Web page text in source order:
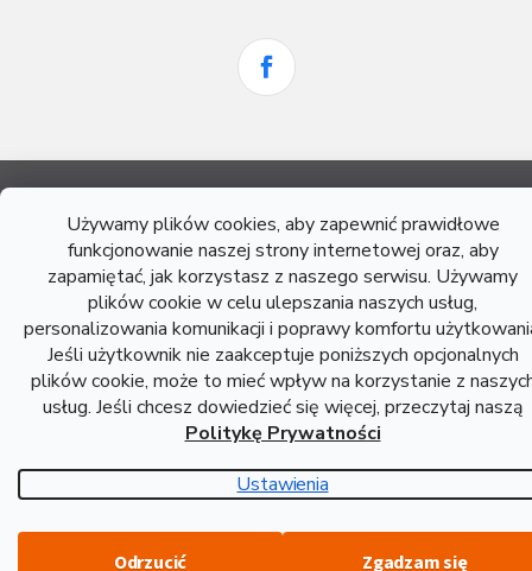
Używamy plików cookies, aby zapewnić prawidłowe
funkcjonowanie naszej strony internetowej oraz, aby
zapamiętać, jak korzystasz z naszego serwisu. Używamy
plików cookie w celu ulepszania naszych usług,
personalizowania komunikacji i poprawy komfortu
Jeśli użytkownik nie zaakceptuje poniższych opcjonalnych
plików cookie, może to mieć wpływ na korzystanie z
usług. Jeśli chcesz dowiedzieć się więcej, przeczytaj naszą
Politykę Prywatności
Ustawienia
Odrzucić Zgadzam się
Opracował Shoptet
Copyright 2026Atreon - Wyroby hutnicze
. Wszystkie prawa
zastrzeżone.